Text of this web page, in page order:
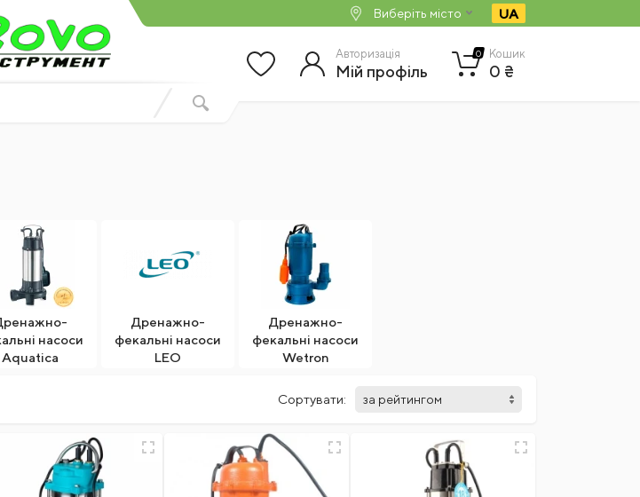
Виберіть місто UA
Авторизація
Мій профіль
0 Кошик
0 ₴
насоси
Aquatica
Дренажно-
фекальні насоси
LEO
Дренажно-
фекальні насоси
Wetron
Сортувати: